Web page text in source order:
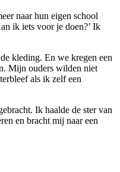
naar hun eigen school
ik iets voor je doen?’ Ik
kleding. En we kregen een
Mijn ouders wilden niet
als ik zelf een
Ik haalde de ster van
en bracht mij naar een